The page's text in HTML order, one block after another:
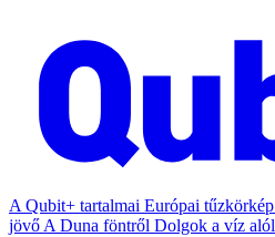
A Qubit+ tartalmai Európai tűzkörkép
jövő A Duna föntről Dolgok a víz alól